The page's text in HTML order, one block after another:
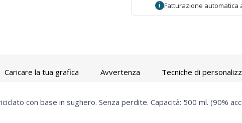
i Fatturazione automatica
Caricare la tua grafica Avvertenza Tecniche di
con base in sughero. Senza perdite. Capacità: 500 ml. (90%